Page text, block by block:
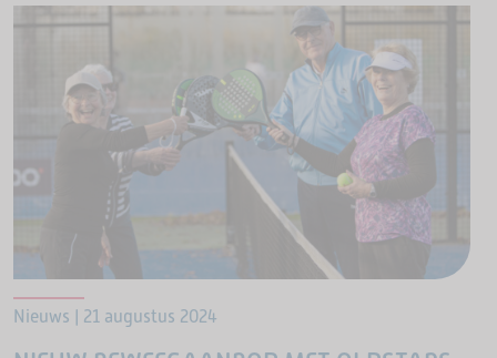
Nieuws | 21 augustus 2024